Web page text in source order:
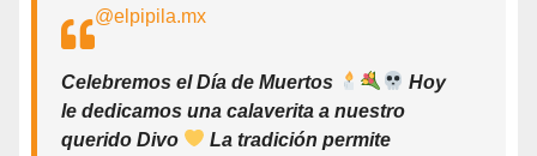
@elpipila.mx
Celebremos el Día de Muertos
Hoy
le dedicamos una calaverita a nuestro
querido Divo
La tradición permite